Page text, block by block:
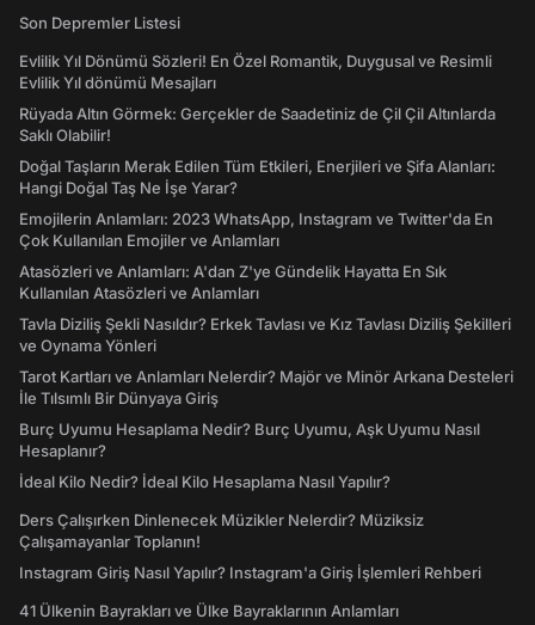
Son Depremler Listesi
Evlilik Yıl Dönümü Sözleri! En Özel Romantik, Duygusal ve Resimli
Evlilik Yıl dönümü Mesajları
Rüyada Altın Görmek: Gerçekler de Saadetiniz de Çil Çil Altınlarda
Saklı Olabilir!
Doğal Taşların Merak Edilen Tüm Etkileri, Enerjileri ve Şifa Alanları:
Hangi Doğal Taş Ne İşe Yarar?
Emojilerin Anlamları: 2023 WhatsApp, Instagram ve Twitter'da En
Çok Kullanılan Emojiler ve Anlamları
Atasözleri ve Anlamları: A'dan Z'ye Gündelik Hayatta En Sık
Kullanılan Atasözleri ve Anlamları
Tavla Diziliş Şekli Nasıldır? Erkek Tavlası ve Kız Tavlası Diziliş Şekilleri
ve Oynama Yönleri
Tarot Kartları ve Anlamları Nelerdir? Majör ve Minör Arkana Desteleri
İle Tılsımlı Bir Dünyaya Giriş
Burç Uyumu Hesaplama Nedir? Burç Uyumu, Aşk Uyumu Nasıl
Hesaplanır?
İdeal Kilo Nedir? İdeal Kilo Hesaplama Nasıl Yapılır?
Ders Çalışırken Dinlenecek Müzikler Nelerdir? Müziksiz
Çalışamayanlar Toplanın!
Instagram Giriş Nasıl Yapılır? Instagram'a Giriş İşlemleri Rehberi
41 Ülkenin Bayrakları ve Ülke Bayraklarının Anlamları